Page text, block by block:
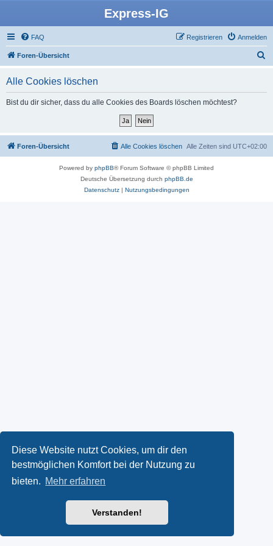
Diese Website nutzt Cookies, um dir den
bestmöglichen Komfort bei der Nutzung zu
bieten. Mehr erfahren
Verstanden!
Express-IG
FAQ Anmelden
Registrieren
Foren-Übersicht
Alle Cookies löschen
Bist du dir sicher, dass du alle Cookies des Boards löschen möchtest?
Foren-Übersicht Alle Zeiten sind UTC+02:00
Alle Cookies löschen
Powered by phpBB® Forum Software © phpBB Limited
Deutsche Übersetzung durch phpBB.de
Datenschutz| Nutzungsbedingungen